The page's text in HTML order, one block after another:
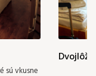
sú vkusne